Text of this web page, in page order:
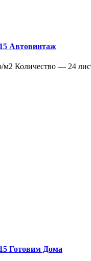
Автовинтаж
м2 Количество — 24
Готовим Дома